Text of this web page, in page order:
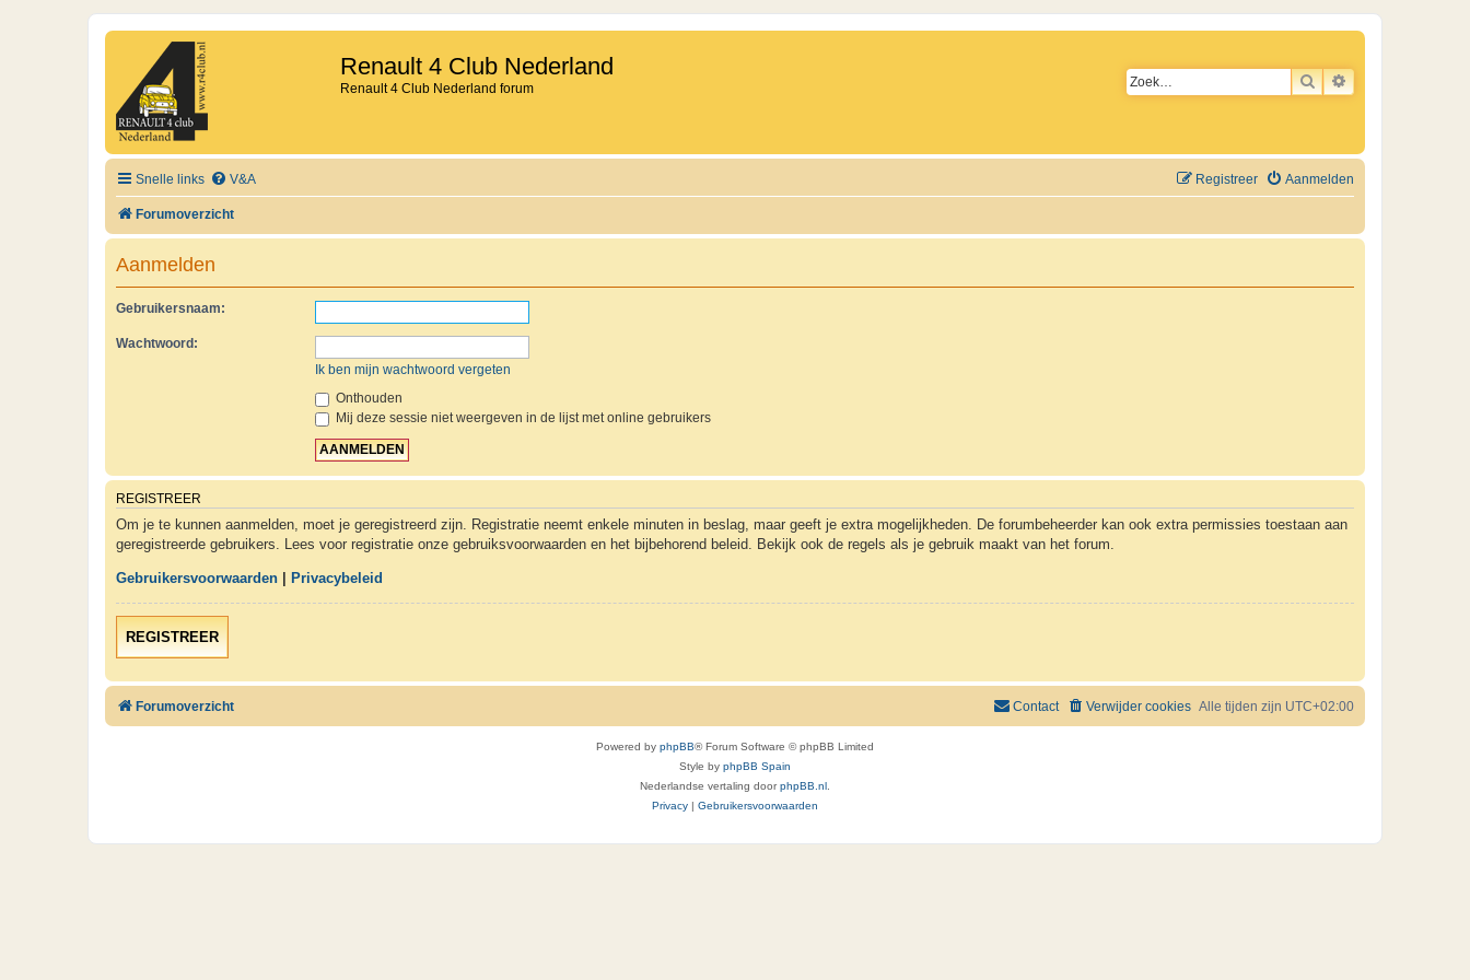
Renault 4 Club Nederland
Renault 4 Club Nederland forum ZOEKUITGEBREID
Snelle links V&A Aanmelden
Registreer
Forumoverzicht
Aanmelden
Gebruikersnaam:
Wachtwoord:
Ik ben mijn wachtwoord vergeten
Onthouden
Mij deze sessie niet weergeven in de lijst met online gebruikers
REGISTREER
Om je te kunnen aanmelden, moet je geregistreerd zijn. Registratie neemt enkele minuten in beslag, maar geeft je extra mogelijkheden. De forumbeheerder kan ook extra permissies toestaan aan
geregistreerde gebruikers. Lees voor registratie onze gebruiksvoorwaarden en het bijbehorend beleid. Bekijk ook de regels als je gebruik maakt van het forum.
Gebruikersvoorwaarden Privacybeleid
REGISTREER
Forumoverzicht Alle tijden zijn UTC+02:00
Verwijder cookies
Contact
Powered by phpBB® Forum Software © phpBB Limited
Style by phpBB Spain
Nederlandse vertaling doorphpBB.nl .
Privacy
Gebruikersvoorwaarden